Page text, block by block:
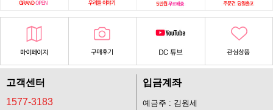
고객센터
1577-3183
입금계좌
예금주 : 김원세